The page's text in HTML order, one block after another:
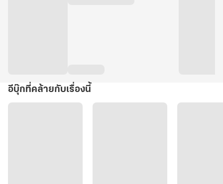
อีบุ๊กที่คล้ายกับเรื่องนี้